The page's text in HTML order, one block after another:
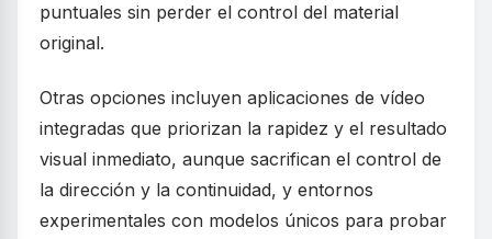
puntuales sin perder el control del material
original.
Otras opciones incluyen aplicaciones de vídeo
integradas que priorizan la rapidez y el resultado
visual inmediato, aunque sacrifican el control de
la dirección y la continuidad, y entornos
experimentales con modelos únicos para probar